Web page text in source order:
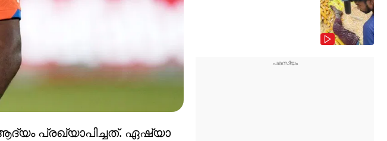
ആദ്യം പ്രഖ്യാപിച്ചത്. ഏഷ്യാ